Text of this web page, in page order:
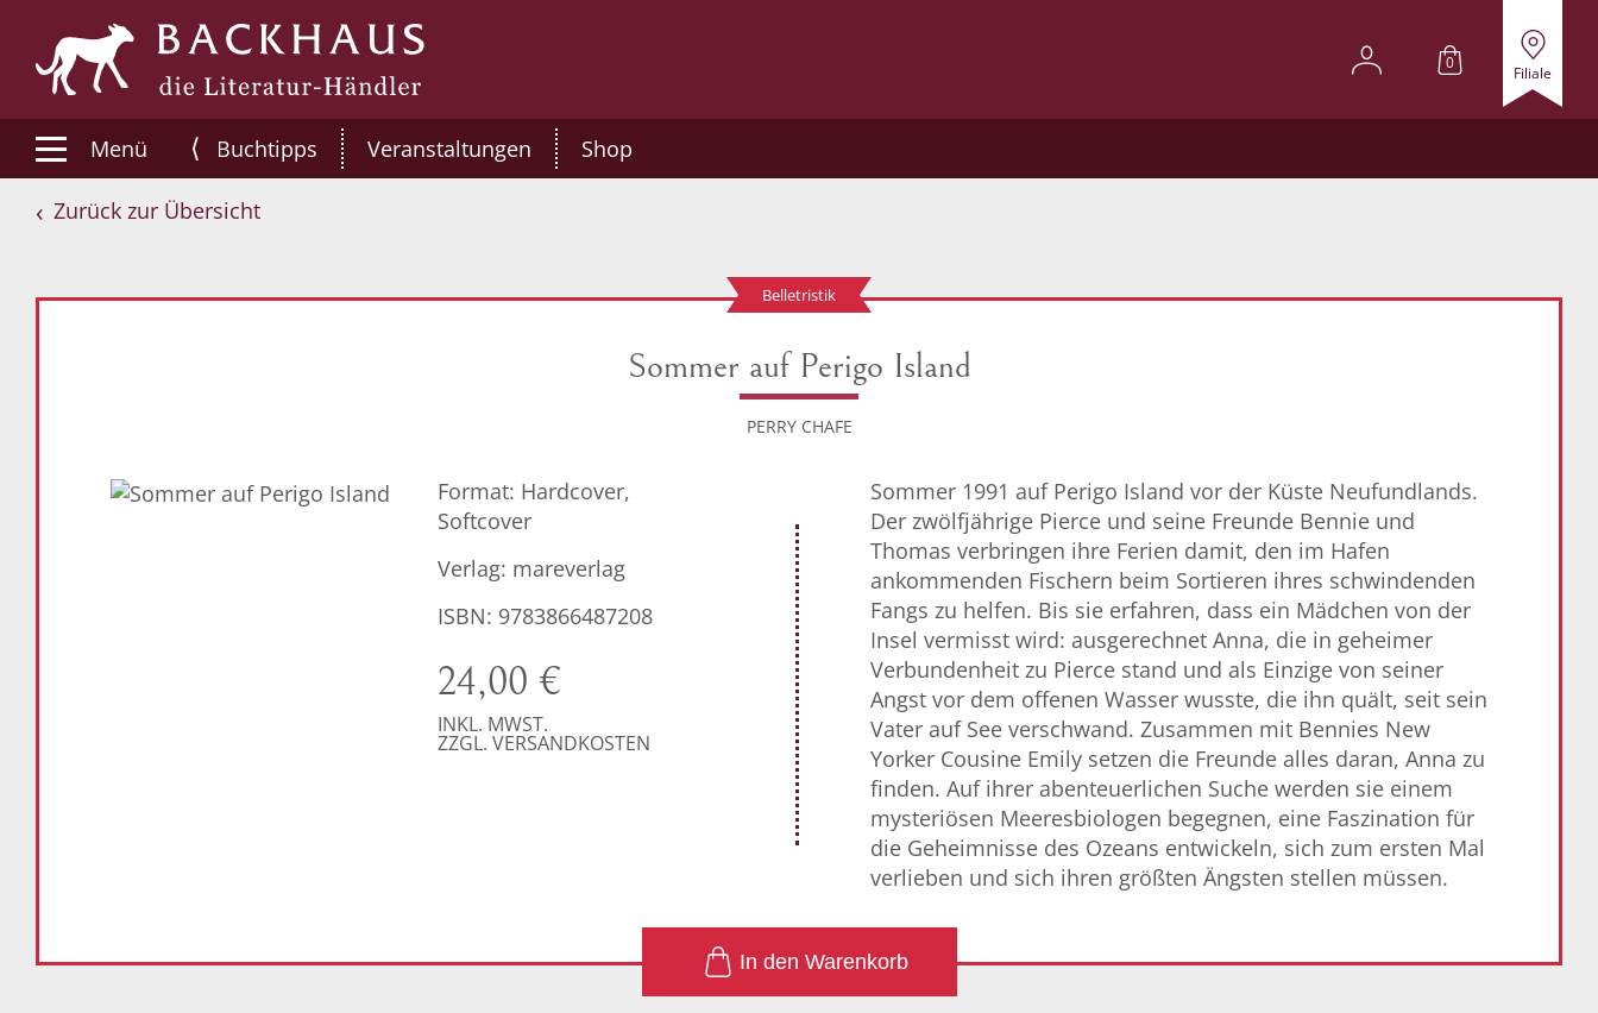
0
Filiale
Menü ⟨ Buchtipps Veranstaltungen Shop
Zurück zur Übersicht
Belletristik
Sommer auf Perigo Island
PERRY CHAFE
Format: Hardcover,
Softcover
Verlag: mareverlag
ISBN: 9783866487208
24,00 €
INKL. MWST.
ZZGL. VERSANDKOSTEN
Sommer 1991 auf Perigo Island vor der Küste Neufundlands.
Der zwölfjährige Pierce und seine Freunde Bennie und
Thomas verbringen ihre Ferien damit, den im Hafen
ankommenden Fischern beim Sortieren ihres schwindenden
Fangs zu helfen. Bis sie erfahren, dass ein Mädchen von der
Insel vermisst wird: ausgerechnet Anna, die in geheimer
Verbundenheit zu Pierce stand und als Einzige von seiner
Angst vor dem offenen Wasser wusste, die ihn quält, seit sein
Vater auf See verschwand. Zusammen mit Bennies New
Yorker Cousine Emily setzen die Freunde alles daran, Anna zu
finden. Auf ihrer abenteuerlichen Suche werden sie einem
mysteriösen Meeresbiologen begegnen, eine Faszination für
die Geheimnisse des Ozeans entwickeln, sich zum ersten Mal
verlieben und sich ihren größten Ängsten stellen müssen.
In den Warenkorb